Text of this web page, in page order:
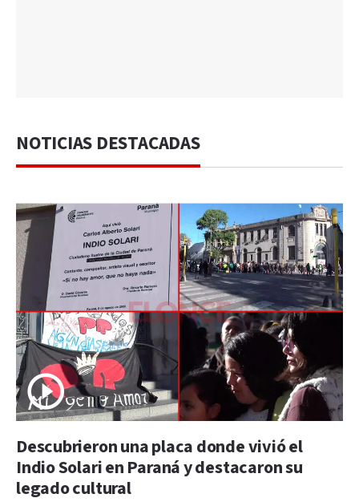
NOTICIAS DESTACADAS
Descubrieron una placa donde vivió el
Indio Solari en Paraná y destacaron su
legado cultural